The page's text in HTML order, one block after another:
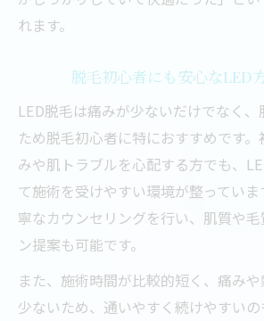
れます。
脱毛初心者にも安心なLED
LED脱毛は痛みが少ないだけでなく
ため脱毛初心者に特におすすめです
みや肌トラブルを心配する方でも、
て施術を受けやすい環境が整ってい
寧なカウンセリングを行い、肌質や
ン提案も可能です。
また、施術時間が比較的短く、痛み
少ないため、通いやすく続けやすい